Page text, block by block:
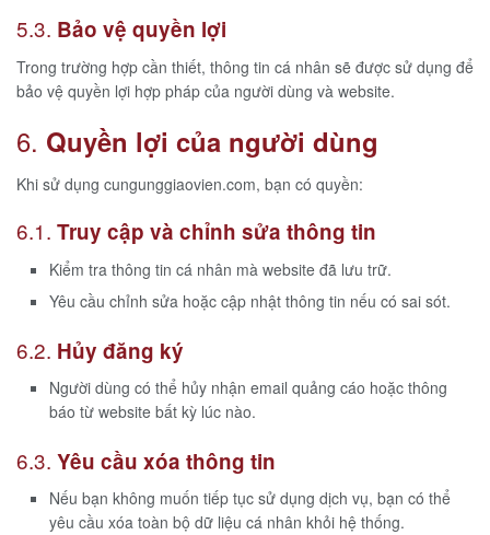
5.3. Bảo vệ quyền lợi
Trong trường hợp cần thiết, thông tin cá nhân sẽ được sử dụng để
bảo vệ quyền lợi hợp pháp của người dùng và website.
6. Quyền lợi của người dùng
Khi sử dụng cungunggiaovien.com, bạn có quyền:
6.1. Truy cập và chỉnh sửa thông tin
Kiểm tra thông tin cá nhân mà website đã lưu trữ.
Yêu cầu chỉnh sửa hoặc cập nhật thông tin nếu có sai sót.
6.2. Hủy đăng ký
Người dùng có thể hủy nhận email quảng cáo hoặc thông
báo từ website bất kỳ lúc nào.
6.3. Yêu cầu xóa thông tin
Nếu bạn không muốn tiếp tục sử dụng dịch vụ, bạn có thể
yêu cầu xóa toàn bộ dữ liệu cá nhân khỏi hệ thống.